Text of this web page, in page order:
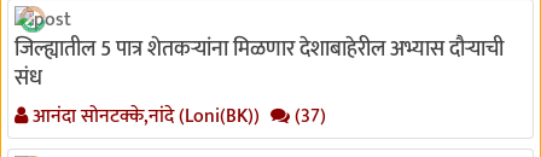
जिल्ह्यातील 5 पात्र शेतकऱ्यांना मिळणार देशाबाहेरील अभ्यास दौऱ्याची
संध
आनंदा सोनटक्के,नांदे (Loni(BK)) (37)